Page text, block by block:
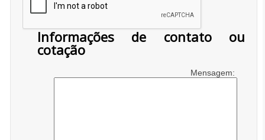
Informações de contato ou
cotação
Mensagem: